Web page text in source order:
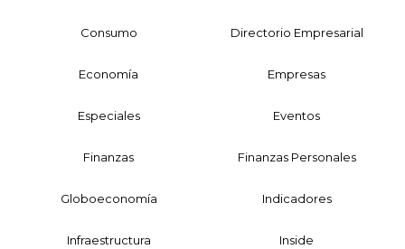
Consumo Directorio Empresarial
Economía Empresas
Especiales Eventos
Finanzas Finanzas Personales
Globoeconomía Indicadores
Infraestructura Inside